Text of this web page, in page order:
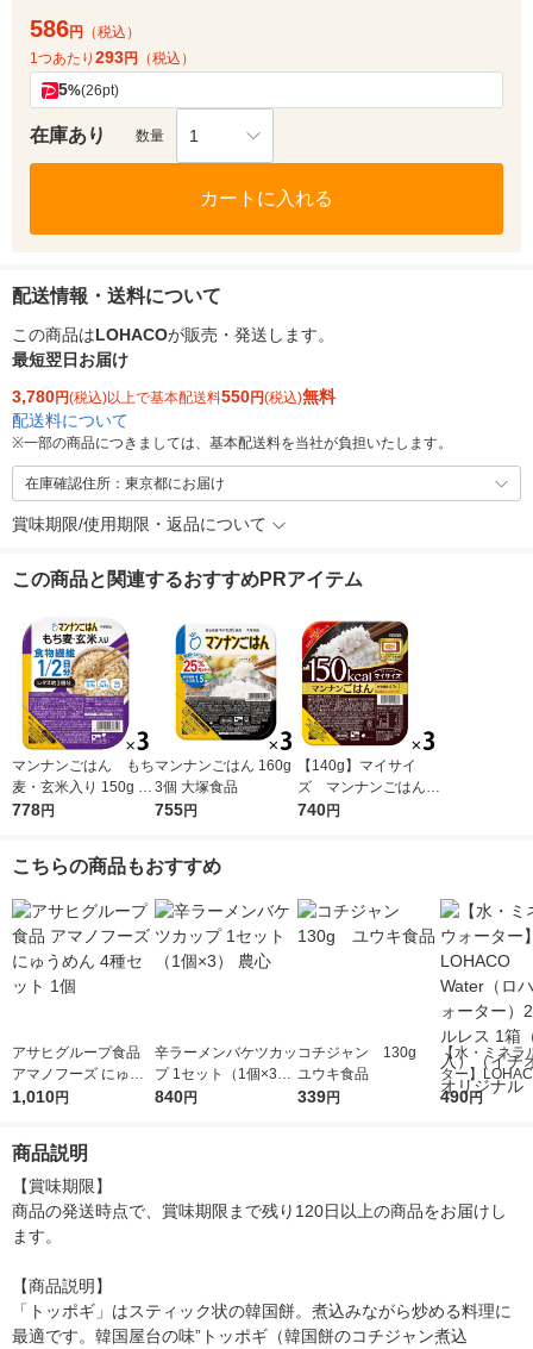
586円
（税込）
1つあたり 293円 （税込）
5%(26pt)
在庫あり 数量 1
カートに入れる
配送情報・送料について
この商品はLOHACOが販売・発送します。
最短翌日お届け
3,780円(税込)以上で基本配送料550円(税込)無料
配送料について
※一部の商品につきましては、基本配送料を当社が負担いたします。
在庫確認住所：東京都にお届け
賞味期限/使用期限・返品について
この商品と関連するおすすめPRアイテム
マンナンごはん もち
麦・玄米入り 150g 3
個 大塚食品
778円
マンナンごはん 160g
3個 大塚食品
755円
【140g】マイサイ
ズ マンナンごはん
富山県産コシヒカリ
740円
こちらの商品もおすすめ
アサヒグループ食品
アマノフーズ にゅう
めん 4種セット 1個
1,010円
辛ラーメンバケツカッ
プ 1セット（1個×3）
農心
840円
コチジャン 130g
ユウキ食品
339円
【水・ミネラ
ター】
r（ロハコウ
490円
商品説明
【賞味期限】
商品の発送時点で、賞味期限まで残り120日以上の商品をお届けし
ます。
【商品説明】
「トッポギ」はスティック状の韓国餅。煮込みながら炒める料理に
最適です。韓国屋台の味”トッポギ（韓国餅のコチジャン煮込